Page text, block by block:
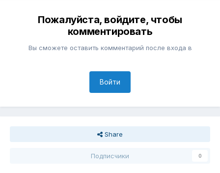
Пожалуйста, войдите, чтобы
комментировать
Вы сможете оставить комментарий после входа в
Войти
Share
Подписчики 0